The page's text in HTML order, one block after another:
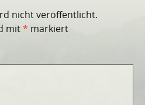
nicht veröffentlicht.
mit* markiert